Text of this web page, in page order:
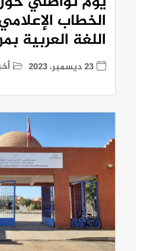
الخطاب
اللغة العربية
23 ديسمبر، 2023